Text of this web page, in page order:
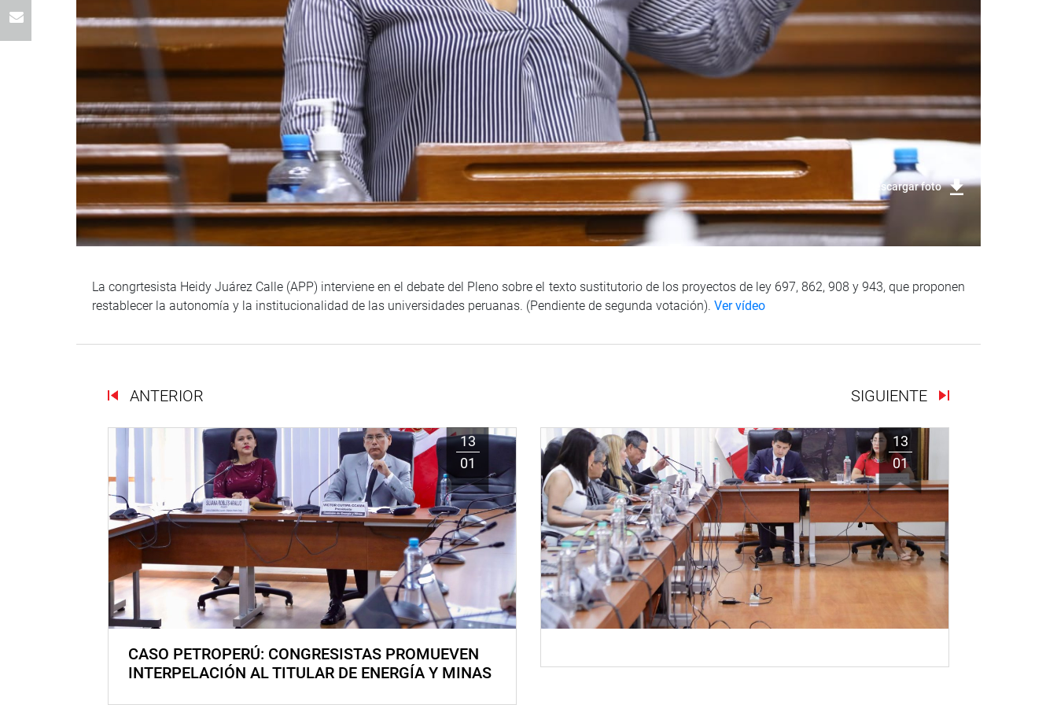
Descargar foto
La congrtesista Heidy Juárez Calle (APP) interviene en el debate del Pleno sobre el texto sustitutorio de los proyectos de ley 697, 862, 908 y 943, que proponen
restablecer la autonomía y la institucionalidad de las universidades peruanas. (Pendiente de segunda votación). Ver vídeo
ANTERIOR SIGUIENTE
13
01
CASO PETROPERÚ: CONGRESISTAS PROMUEVEN
INTERPELACIÓN AL TITULAR DE ENERGÍA Y MINAS
13
01